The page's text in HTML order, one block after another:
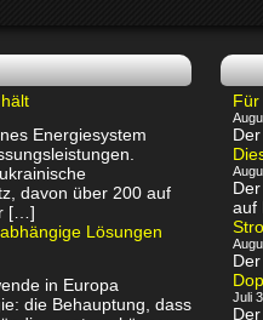
Energiesystem
davon über 200 auf
[…]
Lösungen
in Europa
die Behauptung, dass
Für
auf
Juli